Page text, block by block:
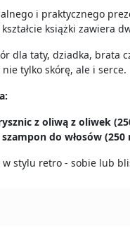
i praktycznego
książki zawiera
dla taty, dziadka, brata
tylko skórę, ale i serce.
z oliwą z oliwek
do włosów (250
stylu retro - sobie lub